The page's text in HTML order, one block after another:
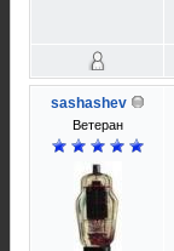
sashashev
Ветеран